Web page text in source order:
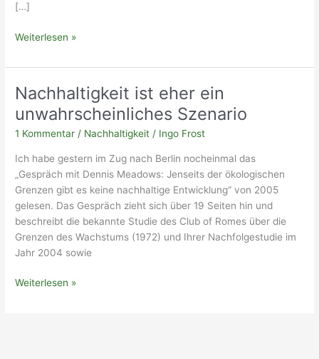
[…]
Die
vom
Wachstum
Weiterlesen »
Nachhaltigkeit ist eher ein
unwahrscheinliches Szenario
1 Kommentar / Nachhaltigkeit / Ingo Frost
Ich habe gestern im Zug nach Berlin nocheinmal das
„Gespräch mit Dennis Meadows: Jenseits der ökologischen
Grenzen gibt es keine nachhaltige Entwicklung“ von 2005
gelesen. Das Gespräch zieht sich über 19 Seiten hin und
beschreibt die bekannte Studie des Club of Romes über die
Grenzen des Wachstums (1972) und Ihrer Nachfolgestudie im
Jahr 2004 sowie
Nachhaltigkeit
Weiterlesen »